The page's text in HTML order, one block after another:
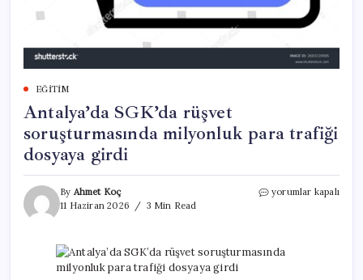
EĞITIM
Antalya’da SGK’da rüşvet
soruşturmasında milyonluk para trafiği
dosyaya girdi
By Ahmet Koç
11 Haziran 2026
3 Min Read
Antalya’da
milyonluk
para
yorumlar kapalı